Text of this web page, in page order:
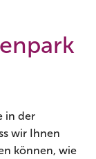
in der
wir Ihnen
können, wie